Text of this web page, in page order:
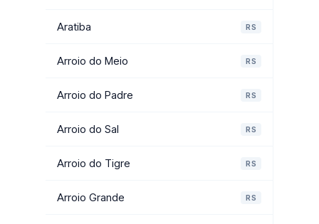
Aratiba RS
Arroio do Meio RS
Arroio do Padre RS
Arroio do Sal RS
Arroio do Tigre RS
Arroio Grande RS